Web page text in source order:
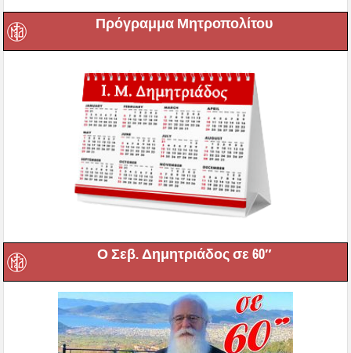
Πρόγραμμα Μητροπολίτου
Ο Σεβ. Δημητριάδος σε 60″